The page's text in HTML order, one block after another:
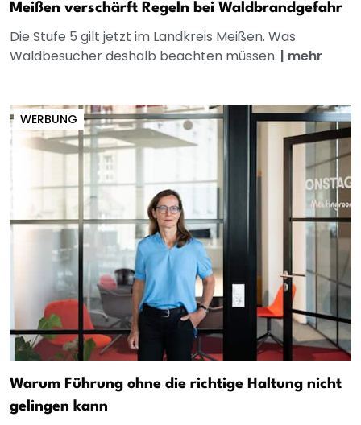
Meißen verschärft Regeln bei Waldbrandgefahr
Die Stufe 5 gilt jetzt im Landkreis Meißen. Was
Waldbesucher deshalb beachten müssen. | mehr
WERBUNG
Warum Führung ohne die richtige Haltung nicht
gelingen kann